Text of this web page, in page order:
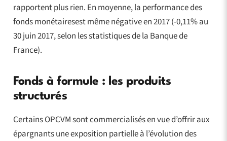
rapportent plus rien. En moyenne, la performance des
fonds monétairesest même négative en 2017 (-0,11% au
30 juin 2017, selon les statistiques de la Banque de
France).
Fonds à formule : les produits
structurés
Certains OPCVM sont commercialisés en vue d’offrir aux
épargnants une exposition partielle à l’évolution des